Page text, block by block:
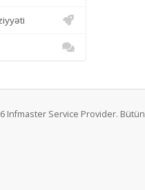
Infmaster Service Provider.